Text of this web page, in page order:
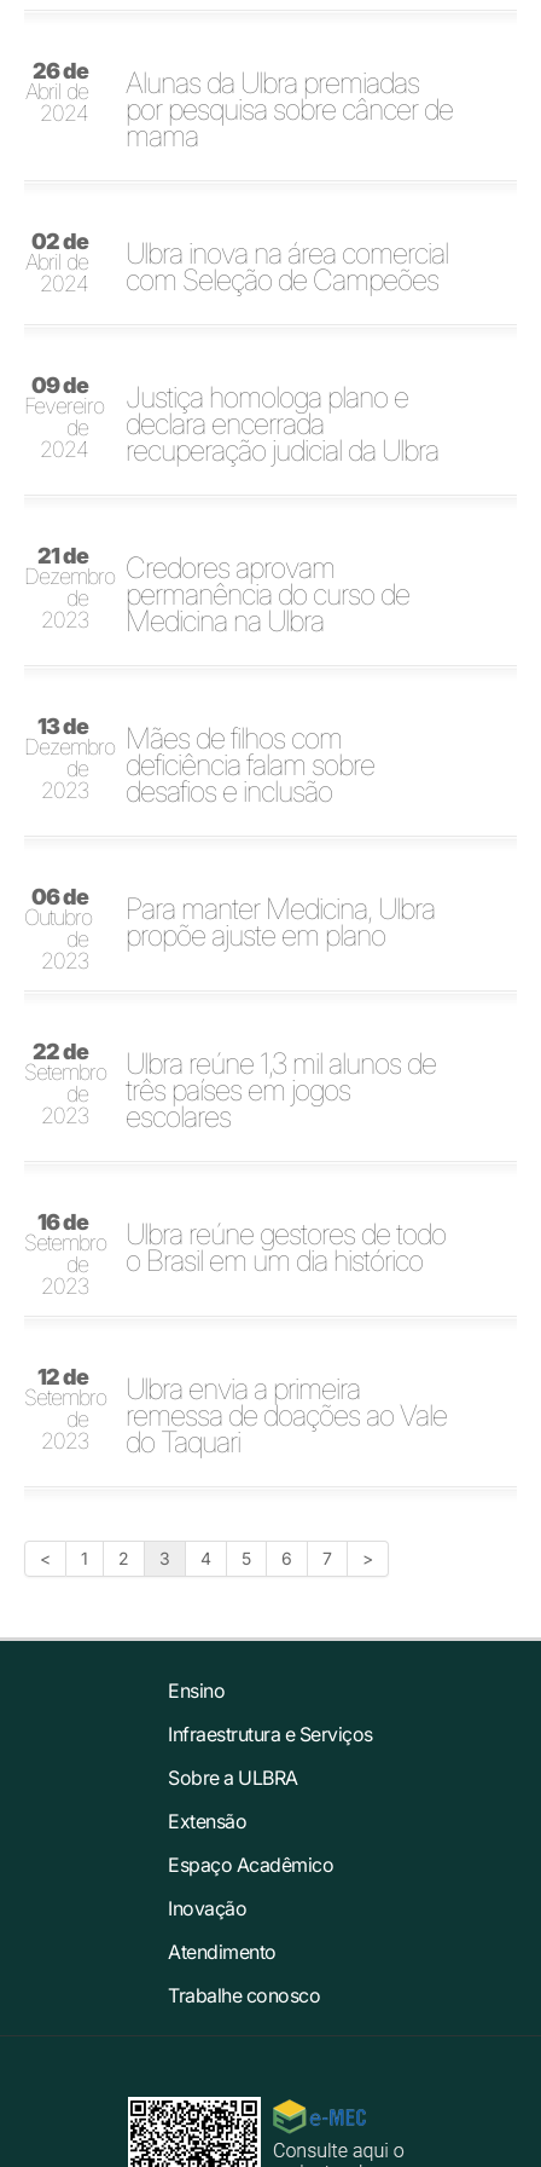
26 de
Abril de
2024
Alunas da Ulbra premiadas
por pesquisa sobre câncer de
mama
02 de
Abril de
2024
Ulbra inova na área comercial
com Seleção de Campeões
09 de
Fevereiro
de
2024
Justiça homologa plano e
declara encerrada
recuperação judicial da Ulbra
21 de
Dezembro
de
2023
Credores aprovam
permanência do curso de
Medicina na Ulbra
13 de
Dezembro
de
2023
Mães de filhos com
deficiência falam sobre
desafios e inclusão
06 de
Outubro
de
2023
Para manter Medicina, Ulbra
propõe ajuste em plano
22 de
Setembro
de
2023
Ulbra reúne 1,3 mil alunos de
três países em jogos
escolares
16 de
Setembro
de
2023
Ulbra reúne gestores de todo
o Brasil em um dia histórico
12 de
Setembro
de
2023
Ulbra envia a primeira
remessa de doações ao Vale
do Taquari
< 1 2 3 4 5 6 7 >
Ensino
Infraestrutura e Serviços
Sobre a ULBRA
Extensão
Espaço Acadêmico
Inovação
Atendimento
Trabalhe conosco